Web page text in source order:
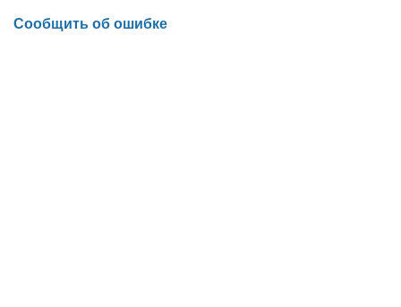
Сообщить об ошибке